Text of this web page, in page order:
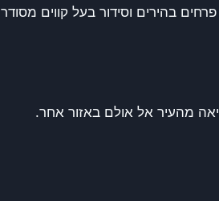
בהירים וסידור בעל קווים
מהעיר אל אולם באזור אחר.